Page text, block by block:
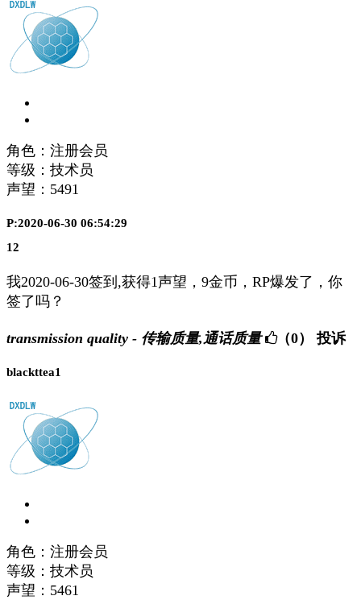
角色：注册会员
等级：技术员
声望： 5491
P:2020-06-30 06:54:29
12
我2020-06-30签到,获得1声望，9金币，RP爆发了，你
签了吗？
transmission quality - 传输质量,通话质量 （0） 投诉
blackttea1
角色：注册会员
等级：技术员
声望： 5461